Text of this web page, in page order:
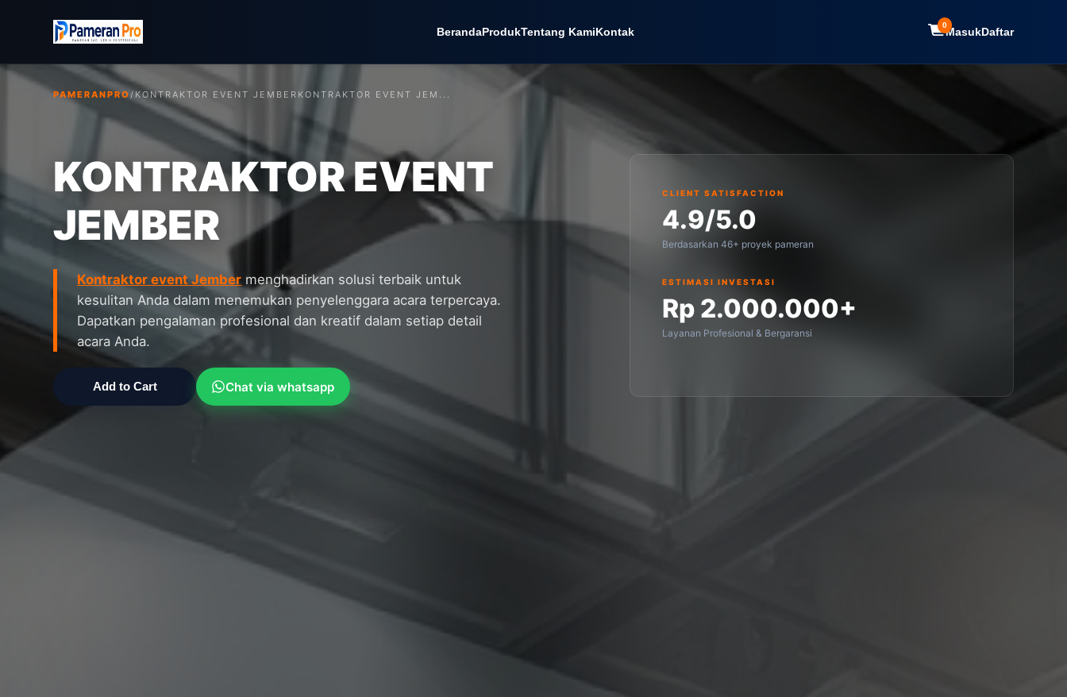
BerandaProdukTentang KamiKontak 0MasukDaftar
PAMERANPRO/KONTRAKTOR EVENT JEMBER KONTRAKTOR EVENT JEM...
KONTRAKTOR EVENT
JEMBER
Kontraktor event Jember menghadirkan solusi terbaik untuk
kesulitan Anda dalam menemukan penyelenggara acara terpercaya.
Dapatkan pengalaman profesional dan kreatif dalam setiap detail
acara Anda.
Add to Cart Chat via whatsapp
CLIENT SATISFACTION
4.9/5.0
Berdasarkan 46+ proyek pameran
ESTIMASI INVESTASI
Rp 2.000.000+
Layanan Profesional & Bergaransi